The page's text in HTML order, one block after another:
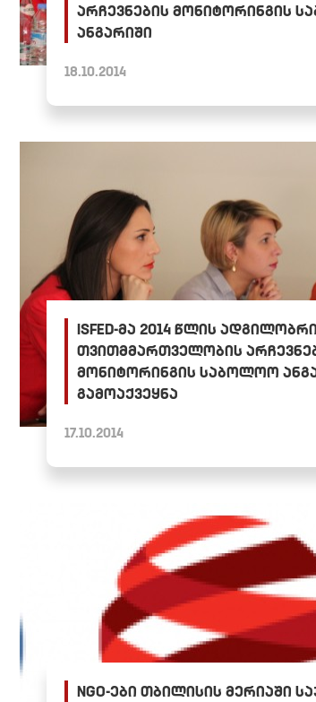
არჩევნების მონიტორინგის
ანგარიში
18.10.2014
ISFED-მა 2014 წლის
თვითმმართველობის
მონიტორინგის საბოლოო
გამოაქვეყნა
17.10.2014
NGO-ები თბილისის მერიაში